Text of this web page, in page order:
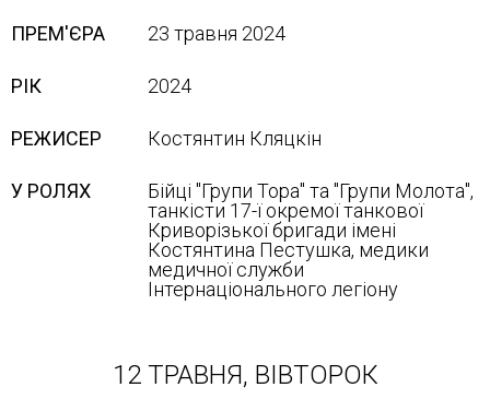
ПРЕМ'ЄРА 23 травня 2024
РІК 2024
РЕЖИСЕР Костянтин Кляцкін
У РОЛЯХ
Бійці "Групи Тора" та "Групи Молота",
танкісти 17-ї окремої танкової
Криворізької бригади імені
Костянтина Пестушка, медики
медичної служби
Інтернаціонального легіону
12 ТРАВНЯ, ВІВТОРОК